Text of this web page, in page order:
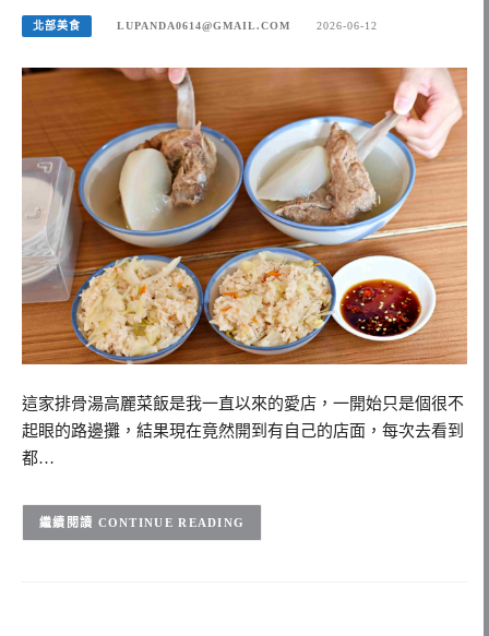
北部美食 LUPANDA0614@GMAIL.COM 2026-06-12
這家排骨湯高麗菜飯是我一直以來的愛店，一開始只是個很不
起眼的路邊攤，結果現在竟然開到有自己的店面，每次去看到
都…
CONTINUE READING